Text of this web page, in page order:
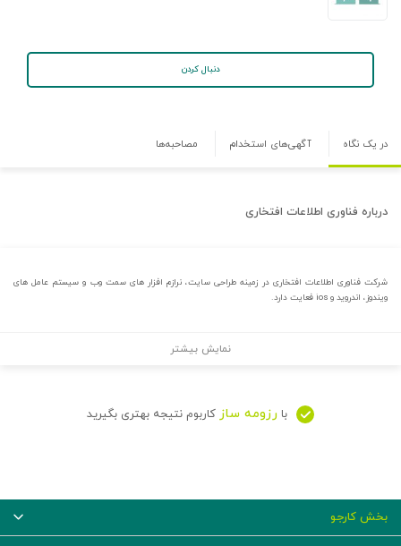
دنبال کردن
در یک نگاه آگهی‌های استخدام مصاحبه‌ها
درباره فناوری اطلاعات افتخاری
شرکت فناوری اطلاعات افتخاری در زمینه طراحی سایت، نرازم افزار های سمت وب و سیستم عامل های
ویندوز، اندروید و ios فعایت دارد.
نمایش بیشتر
با رزومه ساز کاربوم نتیجه بهتری بگیرید
بخش کارجو